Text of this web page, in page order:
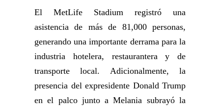
El MetLife Stadium registró una
asistencia de más de 81,000 personas,
generando una importante derrama para la
industria hotelera, restaurantera y de
transporte local. Adicionalmente, la
presencia del expresidente Donald Trump
en el palco junto a Melania subrayó la